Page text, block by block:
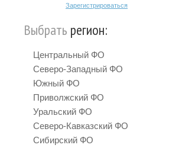
Зарегистрироваться
Выбрать регион:
Центральный ФО
Северо-Западный ФО
Южный ФО
Приволжский ФО
Уральский ФО
Северо-Кавказский ФО
Сибирский ФО